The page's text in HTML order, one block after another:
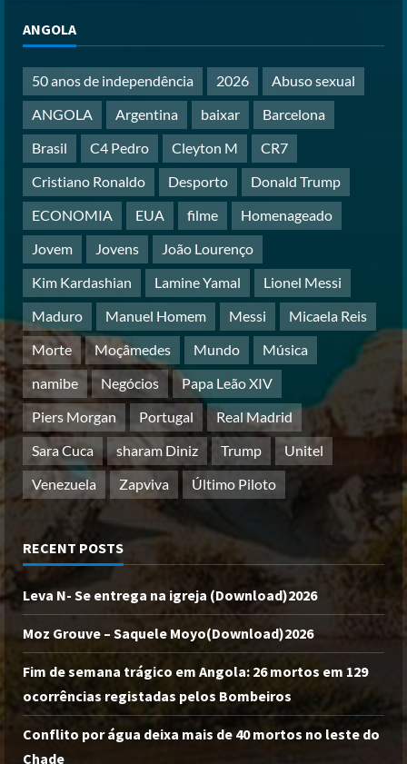
4
desejo de domínio”
Posted on 4 months ago
5
Irão reabre Estreito de Ormuz
durante trégua de 10 dias entre Israel
e Líbano
Posted on 4 months ago
ANGOLA
50 anos de independência 2026
Abuso sexual
ANGOLA
Argentina baixar
Barcelona
Brasil
C4 Pedro Cleyton M
CR7
Cristiano Ronaldo
Desporto
Donald Trump
ECONOMIA
EUA filme
Homenageado
Jovem
Jovens
João Lourenço
Kim Kardashian
Lamine Yamal
Lionel Messi
Maduro
Manuel Homem Messi
Micaela Reis
Morte
Moçâmedes Mundo
Música
namibe
Negócios
Papa Leão XIV
Piers Morgan
Portugal
Real Madrid
Sara Cuca
sharam Diniz Trump
Unitel
Venezuela
Zapviva Último Piloto
RECENT POSTS
Leva N- Se entrega na igreja (Download)2026
Moz Grouve – Saquele Moyo(Download)2026
Fim de semana trágico em Angola: 26 mortos em 129
ocorrências registadas pelos Bombeiros
Conflito por água deixa mais de 40 mortos no leste do
Chade